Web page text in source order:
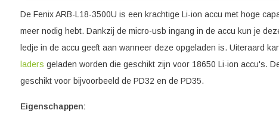
De Fenix ARB-L18-3500U is een krachtige Li-ion accu met hoge
meer nodig hebt. Dankzij de micro-usb ingang in de accu kun je
ledje in de accu geeft aan wanneer deze opgeladen is. Uiteraard
laders geladen worden die geschikt zijn voor 18650 Li-ion accu's.
geschikt voor bijvoorbeeld de PD32 en de PD35.
Eigenschappen: